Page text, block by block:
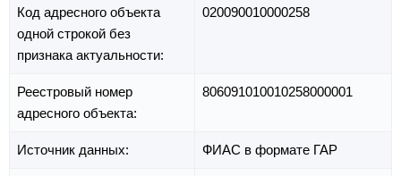
Код адресного объекта
одной строкой без
признака актуальности:
020090010000258
Реестровый номер
адресного объекта:
806091010010258000001
Источник данных: ФИАС в формате ГАР